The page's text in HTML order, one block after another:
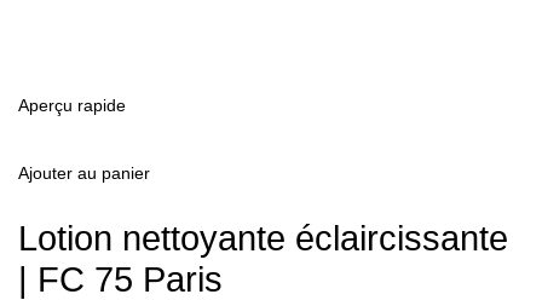
Aperçu rapide
Ajouter au panier
Lotion nettoyante éclaircissante
| FC 75 Paris